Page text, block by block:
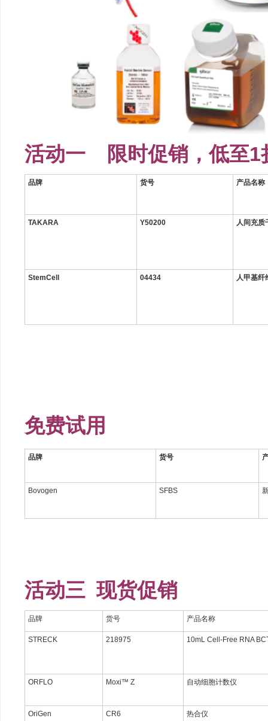
活动一 限时促销，低至1
品牌 货号 产品名称
TAKARA Y50200 人间充质
StemCell 04434 人甲基纤
免费试用
品牌 货号
Bovogen SFBS
活动三 现货促销
品牌 货号 产品名称
STRECK 218975 10mL Cell-Free RNA
ORFLO Moxi™ Z 自动细胞计数仪
OriGen CR6 热合仪